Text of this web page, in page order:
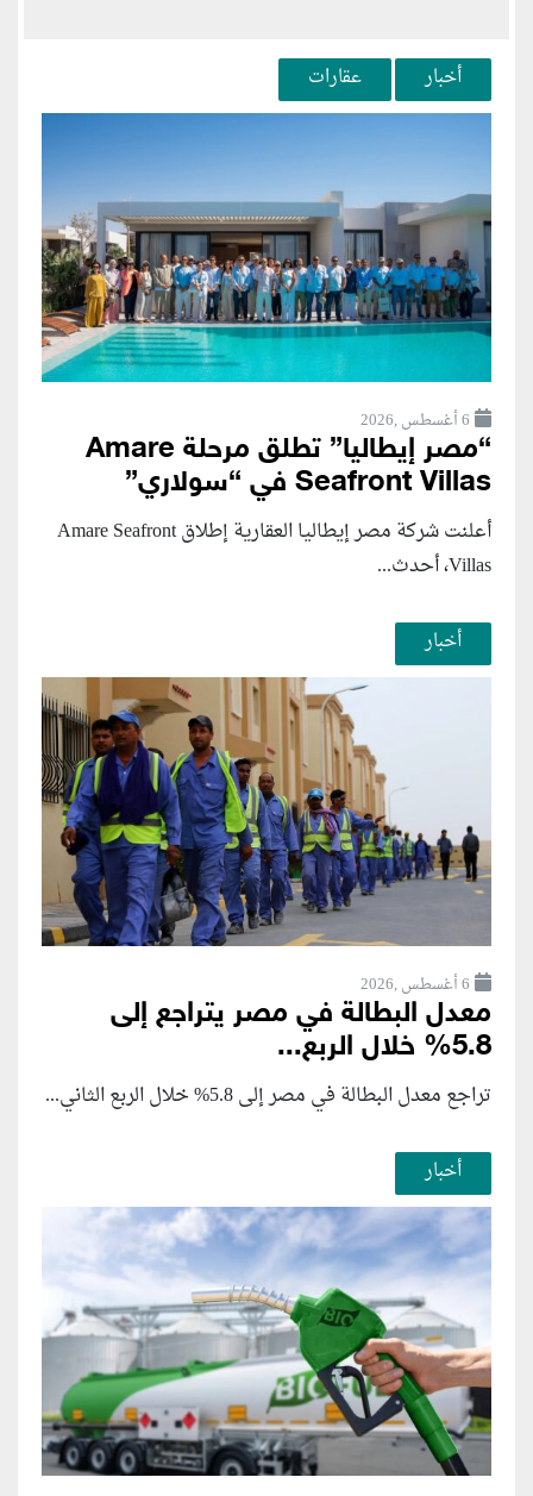
أخبار عقارات
6 أغسطس ,2026
“مصر إيطاليا” تطلق مرحلة Amare
Seafront Villas في “سولاري”
أعلنت شركة مصر إيطاليا العقارية إطلاق Amare Seafront
Villas، أحدث...
أخبار
6 أغسطس ,2026
معدل البطالة في مصر يتراجع إلى
5.8% خلال الربع...
تراجع معدل البطالة في مصر إلى 5.8% خلال الربع الثاني...
أخبار